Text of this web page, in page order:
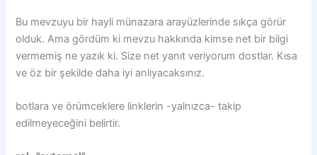
Bu mevzuyu bir hayli münazara arayüzlerinde sıkça görür
olduk. Ama gördüm ki mevzu hakkında kimse net bir bilgi
vermemiş ne yazık ki. Size net yanıt veriyorum dostlar. Kısa
ve öz bir şekilde daha iyi anlıyacaksınız.
botlara ve örümceklere linklerin -yalnızca- takip
edilmeyeceğini belirtir.